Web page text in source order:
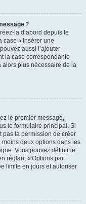
?
la d’abord depuis le
case « Insérer une
aussi l’ajouter
la case correspondante
alors plus nécessaire de la
le premier message,
le formulaire principal. Si
pas la permission de créer
deux options dans les
Vous pouvez définir le
réglant « Options par
limite en jours et autoriser